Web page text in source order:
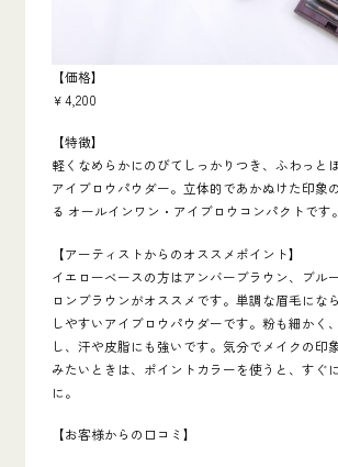
【価格】
￥4,200
【特徴】
軽くなめらかにのびてしっかりつき、ふわっと
アイブロウパウダー。立体的であかぬけた印象
る オールインワン・アイブロウコンパクトです
【アーティストからのオススメポイント】
イエローベースの方はアンバーブラウン、ブル
ロンブラウンがオススメです。単調な眉毛にな
しやすいアイブロウパウダーです。粉も細かく
し、汗や皮脂にも強いです。気分でメイクの印
みたいときは、ポイントカラーを使うと、すぐ
に。
【お客様からの口コミ】